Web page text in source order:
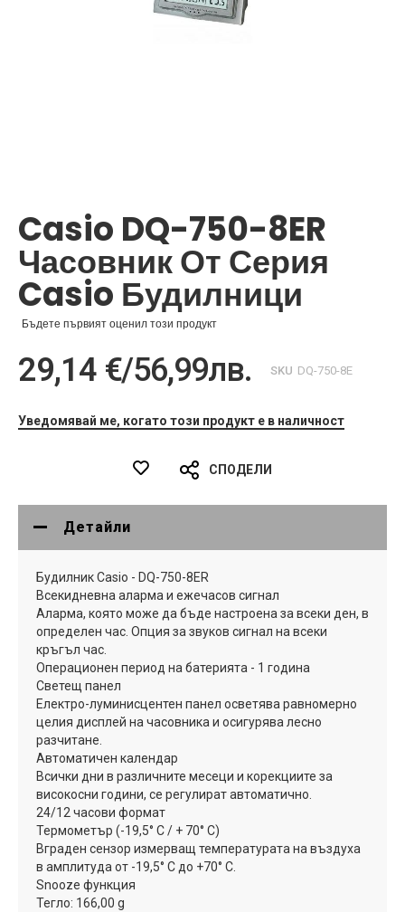
на
галерия
със
снимки
Casio DQ-750-8ER
Часовник От Серия
Casio Будилници
Бъдете първият оценил този продукт
29,14 €/56,99лв. SKU DQ-750-8E
Уведомявай ме, когато този продукт е в наличност
СПОДЕЛИ
Детайли
Будилник Casio - DQ-750-8ER
Всекидневна аларма и ежечасов сигнал
Аларма, която може да бъде настроена за всеки ден, в
определен час. Опция за звуков сигнал на всеки
кръгъл час.
Операционен период на батерията - 1 година
Светещ панел
Електро-луминисцентен панел осветява равномерно
целия дисплей на часовника и осигурява лесно
разчитане.
Автоматичен календар
Всички дни в различните месеци и корекциите за
високосни години, се регулират автоматично.
24/12 часови формат
Термометър (-19,5° С / + 70° С)
Вграден сензор измерващ температурата на въздуха
в амплитуда от -19,5° С до +70° С.
Snooze функция
Тегло: 166,00 g